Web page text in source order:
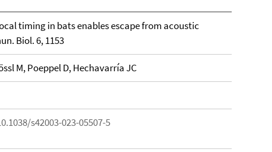
timing in bats enables escape from acoustic
Biol. 6, 1153
M, Poeppel D, Hechavarría JC
s42003-023-05507-5